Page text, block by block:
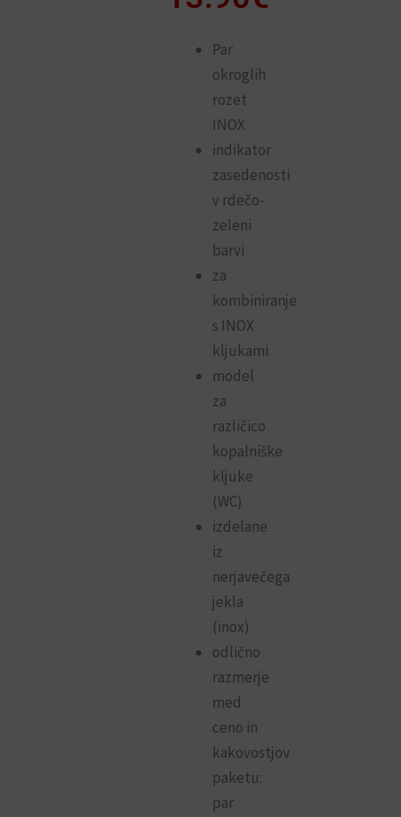
Par
okroglih
rozet
INOX
indikator
zasedenosti
v rdečo-
zeleni
barvi
za
kombiniranje
s INOX
kljukami
model
za
različico
kopalniške
kljuke
(WC)
izdelane
iz
nerjavečega
jekla
(inox)
odlično
razmerje
med
ceno in
kakovostjov
paketu:
par